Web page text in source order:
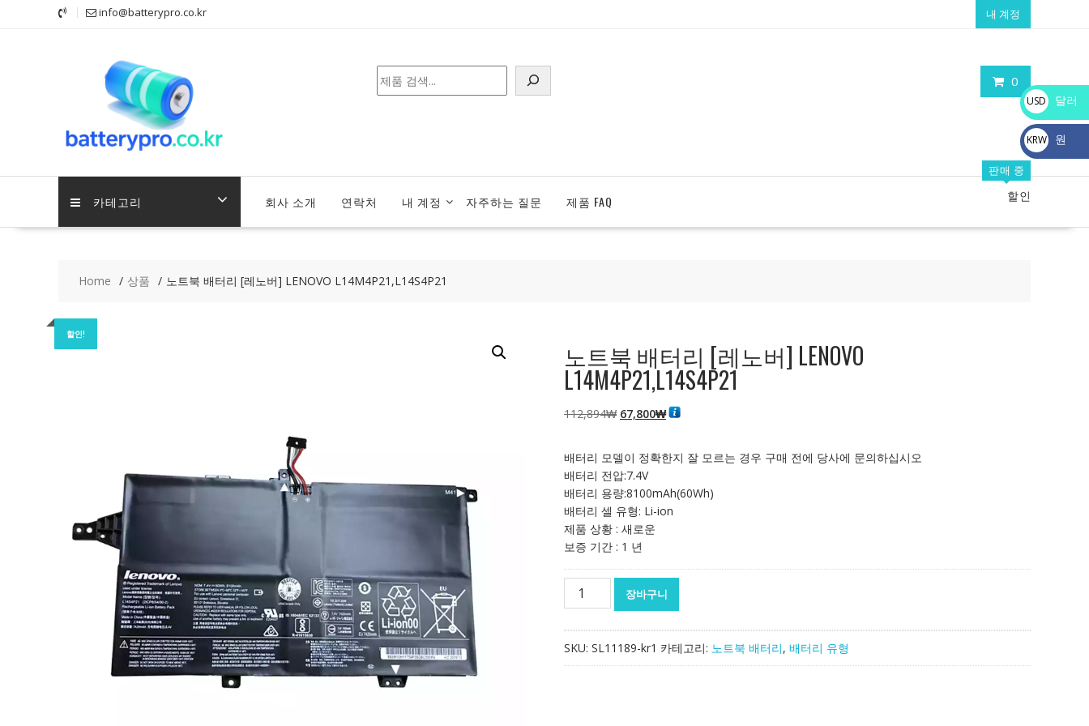
info@batterypro.co.kr 내 계정
0
검
색
카테고리 회사 소개 연락처 내 계정 자주하는 질문 제품 FAQ
판매 중
할인
Home 상품 노트북 배터리 [레노버] LENOVO L14M4P21,L14S4P21
할인!
노트북 배터리 [레노버] LENOVO
L14M4P21,L14S4P21
112,894₩ 원
격:
112,894₩
67,800₩현
격:
배터리 모델이 정확한지 잘 모르는 경우 구매 전에 당사에 문의하십시오
배터리 전압:7.4V
배터리 용량:8100mAh(60Wh)
배터리 셀 유형: Li-ion
제품 상황 : 새로운
보증 기간 : 1 년
터
장바구니
SKU: SL11189-kr1 카테고리: 노트북 배터리, 배터리 유형
USD
$
달러
KRW
₩
원